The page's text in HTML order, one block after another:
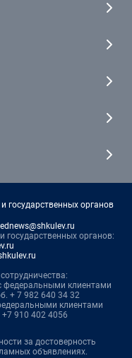
государственных органов
государственных органов:
клиентами
+ 7 982 640 34 32
клиентами
+7 910 402 4056
за достоверность
объявлениях.